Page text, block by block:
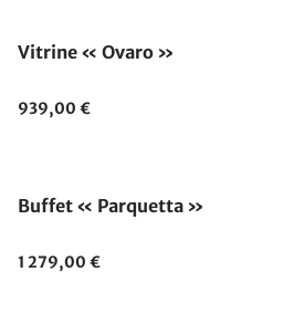
Vitrine « Ovaro »
939,00 €
Buffet « Parquetta »
1 279,00 €